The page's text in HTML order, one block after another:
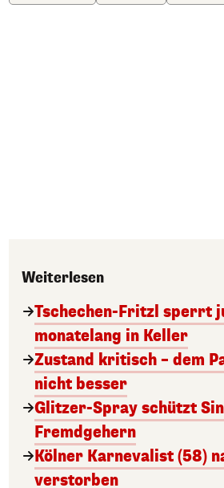
Weiterlesen
Tschechen-Fritzl sperrt
monatelang in Keller
Zustand kritisch – dem
nicht besser
Glitzer-Spray schützt
Fremdgehern
Kölner Karnevalist (58)
verstorben